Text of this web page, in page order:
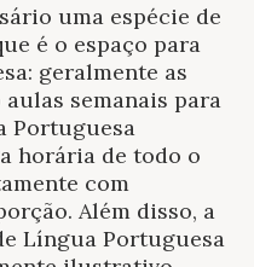
uma espécie de
é o espaço para
geralmente as
semanais para
Portuguesa
horária de todo o
com
Além disso, a
Língua Portuguesa